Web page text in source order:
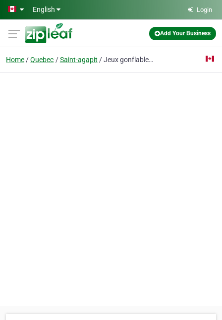
Skip to main content
English Login
Add Your Business
Home Quebec Saint-agapit Jeux gonflables de la Capitale division Rive-Sud - Location de jeux gonflables